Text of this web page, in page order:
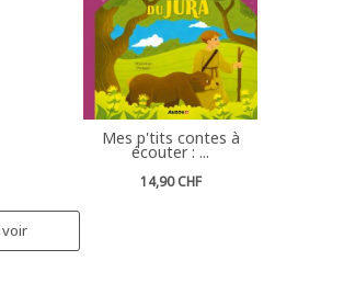
Mes p'tits contes à
écouter : ...
14,90 CHF